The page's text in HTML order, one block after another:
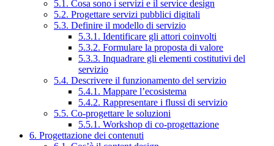
5.1. Cosa sono i servizi e il service design
5.2. Progettare servizi pubblici digitali
5.3. Definire il modello di servizio
5.3.1. Identificare gli attori coinvolti
5.3.2. Formulare la proposta di valore
5.3.3. Inquadrare gli elementi costitutivi del
servizio
5.4. Descrivere il funzionamento del servizio
5.4.1. Mappare l’ecosistema
5.4.2. Rappresentare i flussi di servizio
5.5. Co-progettare le soluzioni
5.5.1. Workshop di co-progettazione
6. Progettazione dei contenuti